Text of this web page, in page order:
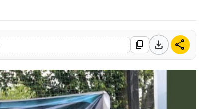
content_copy download share